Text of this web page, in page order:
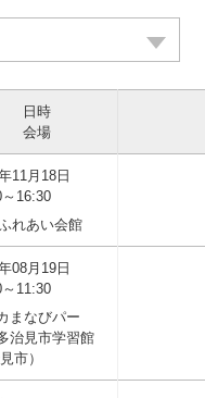
日時
会場
11月18日
16:30
れあい会館
08月19日
11:30
まなびパー
治見市学習館
市）